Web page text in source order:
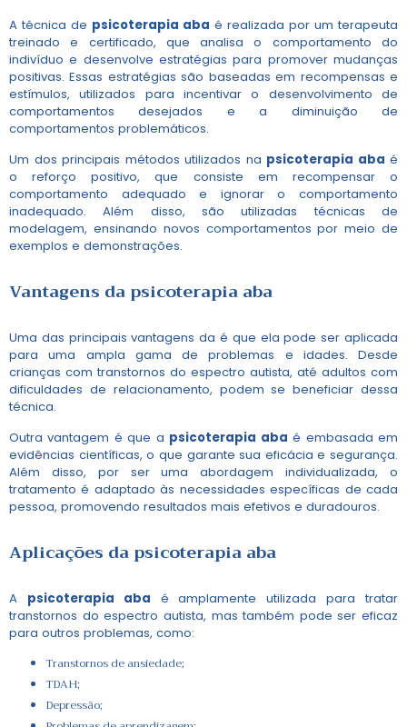
A técnica de psicoterapia aba é realizada por um terapeuta
treinado e certificado, que analisa o comportamento do
indivíduo e desenvolve estratégias para promover mudanças
positivas. Essas estratégias são baseadas em recompensas e
estímulos, utilizados para incentivar o desenvolvimento de
comportamentos desejados e a diminuição de
comportamentos problemáticos.
Um dos principais métodos utilizados na psicoterapia aba é
o reforço positivo, que consiste em recompensar o
comportamento adequado e ignorar o comportamento
inadequado. Além disso, são utilizadas técnicas de
modelagem, ensinando novos comportamentos por meio de
exemplos e demonstrações.
Vantagens dapsicoterapia aba
Uma das principais vantagens da é que ela pode ser aplicada
para uma ampla gama de problemas e idades. Desde
crianças com transtornos do espectro autista, até adultos com
dificuldades de relacionamento, podem se beneficiar dessa
técnica.
Outra vantagem é que a psicoterapia aba é embasada em
evidências científicas, o que garante sua eficácia e segurança.
Além disso, por ser uma abordagem individualizada, o
tratamento é adaptado às necessidades específicas de cada
pessoa, promovendo resultados mais efetivos e duradouros.
Aplicações dapsicoterapia aba
A psicoterapia aba é amplamente utilizada para tratar
transtornos do espectro autista, mas também pode ser eficaz
para outros problemas, como:
Transtornos de ansiedade;
TDAH;
Depressão;